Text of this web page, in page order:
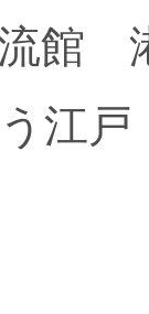
流館
江